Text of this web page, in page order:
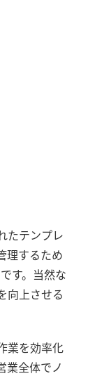
たテンプレ
理するため
す。当然な
向上させる
業を効率化
業全体でノ